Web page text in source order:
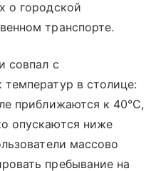
о городской
транспорте.
совпал с
в столице:
приближаются к 40°C,
опускаются ниже
массово
пребывание на